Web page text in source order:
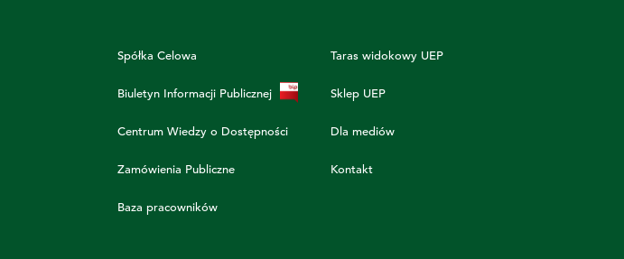
Spółka Celowa
Biuletyn Informacji Publicznej
Centrum Wiedzy o Dostępności
Zamówienia Publiczne
Baza pracowników
Taras widokowy UEP
Sklep UEP
Dla mediów
Kontakt